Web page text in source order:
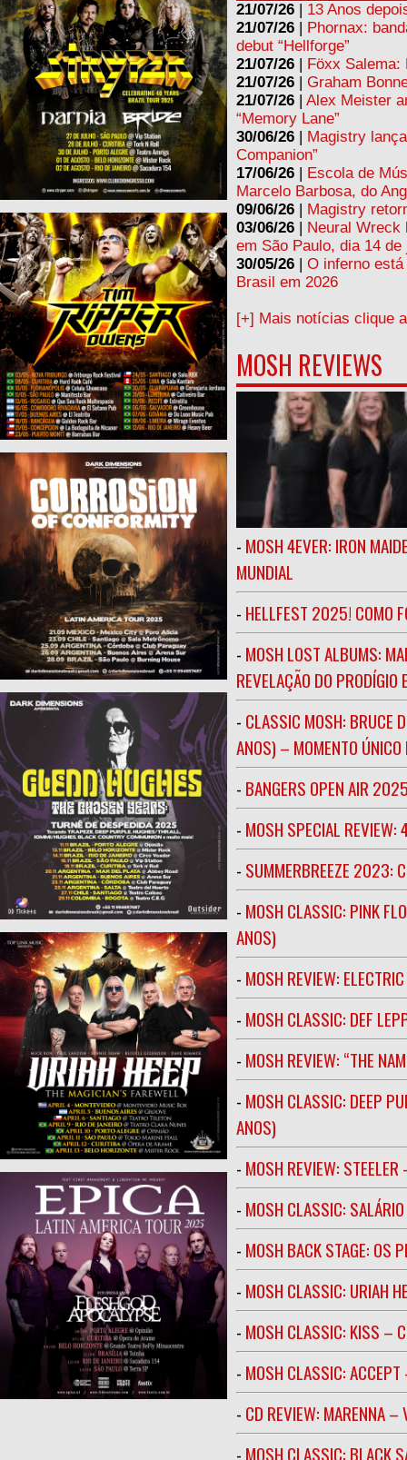
21/07/26
13 Anos
21/07/26
Phornax:
debut “Hellforge”
21/07/26
Föxx Salema:
21/07/26
Graham
21/07/26
Alex Meister
“Memory Lane”
30/06/26
Magistry
Companion”
17/06/26
Escola de
Marcelo Barbosa, do
09/06/26
Magistry
03/06/26
Neural Wreck
em São Paulo, dia 14 de
30/05/26
O inferno
Brasil em 2026
[+] Mais notícias clique
MOSH REVIEWS
- MOSH 4EVER: IRON
MUNDIAL
- HELLFEST 2025! COMO
- MOSH LOST ALBUMS:
REVELAÇÃO DO
- CLASSIC MOSH: BRUCE
ANOS) – MOMENTO ÚNICO
- BANGERS OPEN AIR
- MOSH SPECIAL REVIEW:
- SUMMERBREEZE 2023:
- MOSH CLASSIC: PINK
ANOS)
- MOSH REVIEW:
- MOSH CLASSIC: DEF
- MOSH REVIEW: “THE
- MOSH CLASSIC: DEEP
ANOS)
- MOSH REVIEW: STEELER
- MOSH CLASSIC:
- MOSH BACK STAGE: OS
- MOSH CLASSIC: URIAH
- MOSH CLASSIC: KISS –
- MOSH CLASSIC:
- CD REVIEW: MARENNA –
- MOSH CLASSIC: BLACK